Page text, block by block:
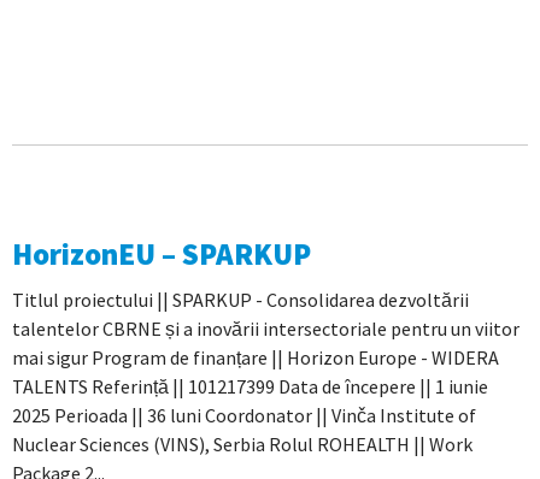
HorizonEU – SPARKUP
Titlul proiectului || SPARKUP - Consolidarea dezvoltării
talentelor CBRNE și a inovării intersectoriale pentru un viitor
mai sigur Program de finanțare || Horizon Europe - WIDERA
TALENTS Referință || 101217399 Data de începere || 1 iunie
2025 Perioada || 36 luni Coordonator || Vinča Institute of
Nuclear Sciences (VINS), Serbia Rolul ROHEALTH || Work
Package 2...